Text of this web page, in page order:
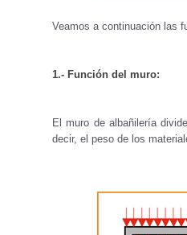
Veamos a continuación las
1.- Función del muro:
El muro de albañilería
decir, el peso de los